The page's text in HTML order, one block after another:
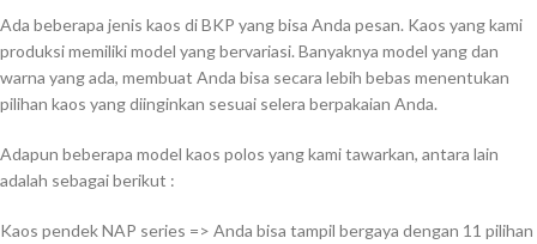
Ada beberapa jenis kaos di BKP yang bisa Anda pesan. Kaos yang kami
produksi memiliki model yang bervariasi. Banyaknya model yang dan
warna yang ada, membuat Anda bisa secara lebih bebas menentukan
pilihan kaos yang diinginkan sesuai selera berpakaian Anda.
Adapun beberapa model kaos polos yang kami tawarkan, antara lain
adalah sebagai berikut :
Kaos pendek NAP series => Anda bisa tampil bergaya dengan 11 pilihan